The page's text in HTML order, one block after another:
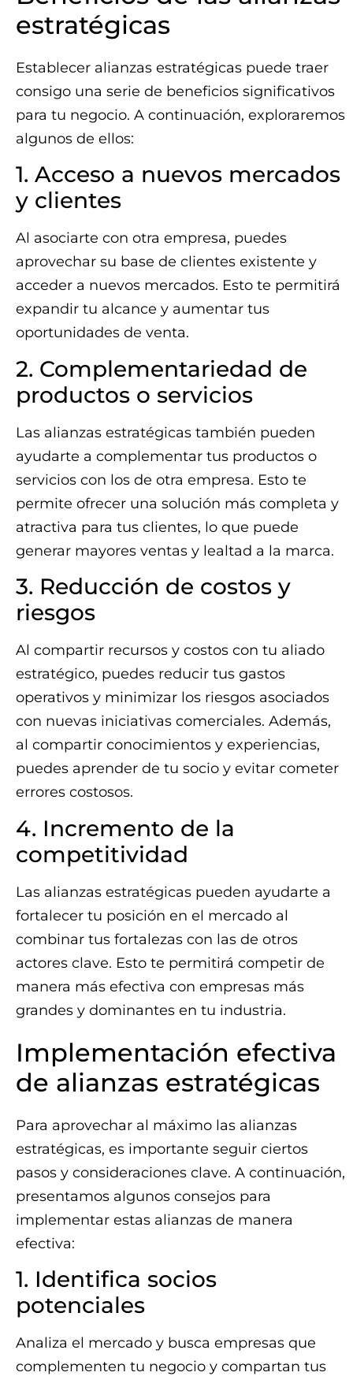
estratégicas
Establecer alianzas estratégicas puede traer
consigo una serie de beneficios significativos
para tu negocio. A continuación, exploraremos
algunos de ellos:
1. Acceso a nuevos mercados
y clientes
Al asociarte con otra empresa, puedes
aprovechar su base de clientes existente y
acceder a nuevos mercados. Esto te permitirá
expandir tu alcance y aumentar tus
oportunidades de venta.
2. Complementariedad de
productos o servicios
Las alianzas estratégicas también pueden
ayudarte a complementar tus productos o
servicios con los de otra empresa. Esto te
permite ofrecer una solución más completa y
atractiva para tus clientes, lo que puede
generar mayores ventas y lealtad a la marca.
3. Reducción de costos y
riesgos
Al compartir recursos y costos con tu aliado
estratégico, puedes reducir tus gastos
operativos y minimizar los riesgos asociados
con nuevas iniciativas comerciales. Además,
al compartir conocimientos y experiencias,
puedes aprender de tu socio y evitar cometer
errores costosos.
4. Incremento de la
competitividad
Las alianzas estratégicas pueden ayudarte a
fortalecer tu posición en el mercado al
combinar tus fortalezas con las de otros
actores clave. Esto te permitirá competir de
manera más efectiva con empresas más
grandes y dominantes en tu industria.
Implementación efectiva
de alianzas estratégicas
Para aprovechar al máximo las alianzas
estratégicas, es importante seguir ciertos
pasos y consideraciones clave. A continuación,
presentamos algunos consejos para
implementar estas alianzas de manera
efectiva:
1. Identifica socios
potenciales
Analiza el mercado y busca empresas que
complementen tu negocio y compartan tus